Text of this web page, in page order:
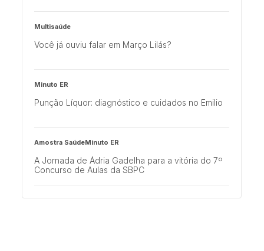
Multisaúde
Você já ouviu falar em Março Lilás?
Minuto ER
Punção Líquor: diagnóstico e cuidados no Emilio
Amostra SaúdeMinuto ER
A Jornada de Ádria Gadelha para a vitória do 7º
Concurso de Aulas da SBPC